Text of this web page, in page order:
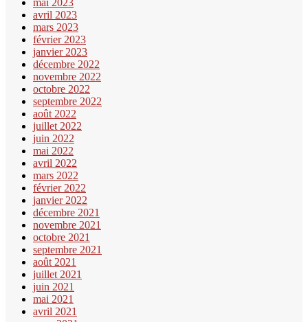
mai 2023
avril 2023
mars 2023
février 2023
janvier 2023
décembre 2022
novembre 2022
octobre 2022
septembre 2022
août 2022
juillet 2022
juin 2022
mai 2022
avril 2022
mars 2022
février 2022
janvier 2022
décembre 2021
novembre 2021
octobre 2021
septembre 2021
août 2021
juillet 2021
juin 2021
mai 2021
avril 2021